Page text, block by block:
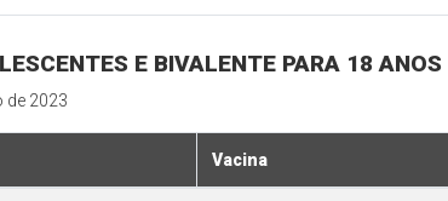
E BIVALENTE PARA 18
de 2023
Vacina